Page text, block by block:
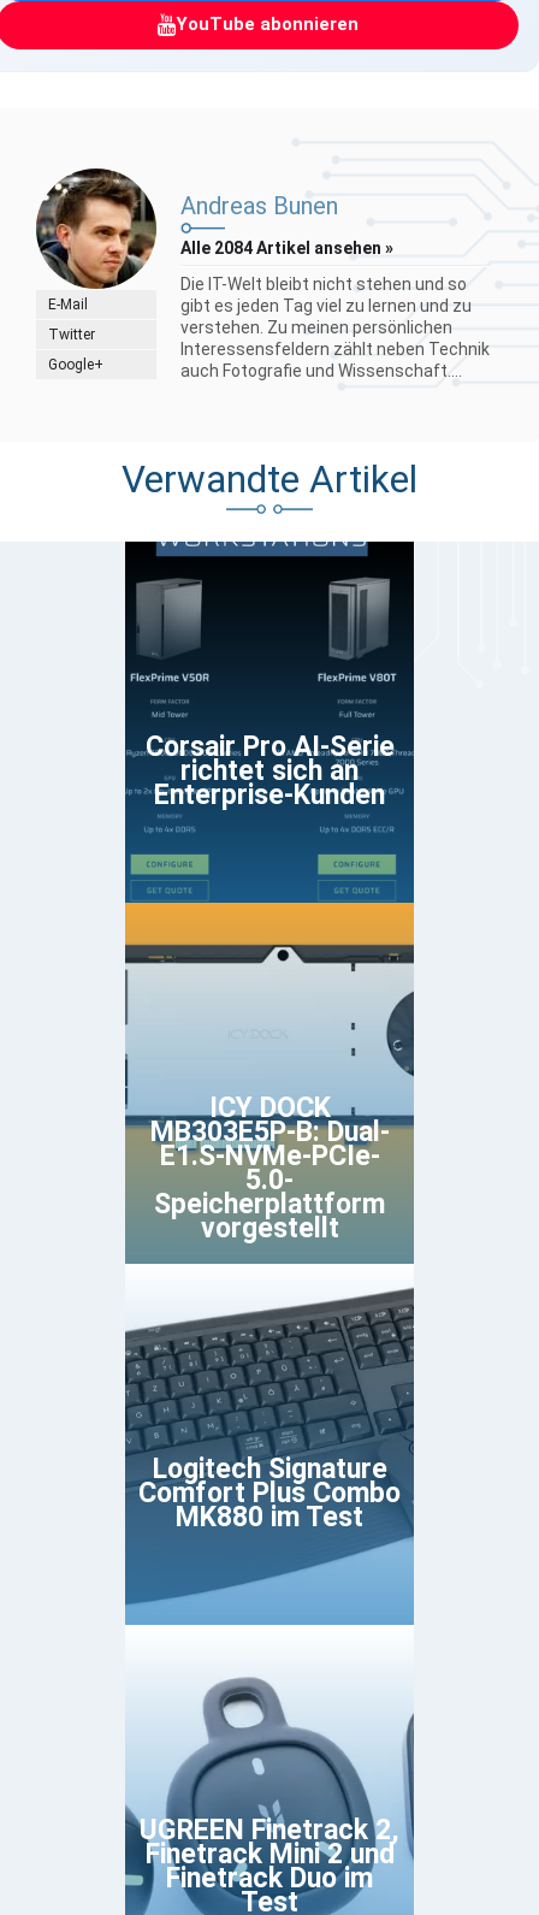
YouTube abonnieren
E-Mail
Twitter
Google+
Andreas Bunen
Alle 2084 Artikel ansehen »
Die IT-Welt bleibt nicht stehen und so
gibt es jeden Tag viel zu lernen und zu
verstehen. Zu meinen persönlichen
Interessensfeldern zählt neben Technik
auch Fotografie und Wissenschaft....
Verwandte Artikel
Corsair Pro AI-Serie
richtet sich an
Enterprise-Kunden
ICY DOCK
MB303E5P-B: Dual-
E1.S-NVMe-PCIe-
5.0-
Speicherplattform
vorgestellt
Logitech Signature
Comfort Plus Combo
MK880 im Test
UGREEN Finetrack 2,
Finetrack Mini 2 und
Finetrack Duo im
Test